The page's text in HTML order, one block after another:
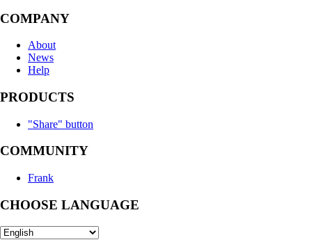
COMPANY
About
News
Help
PRODUCTS
"Share" button
COMMUNITY
Frank
CHOOSE LANGUAGE